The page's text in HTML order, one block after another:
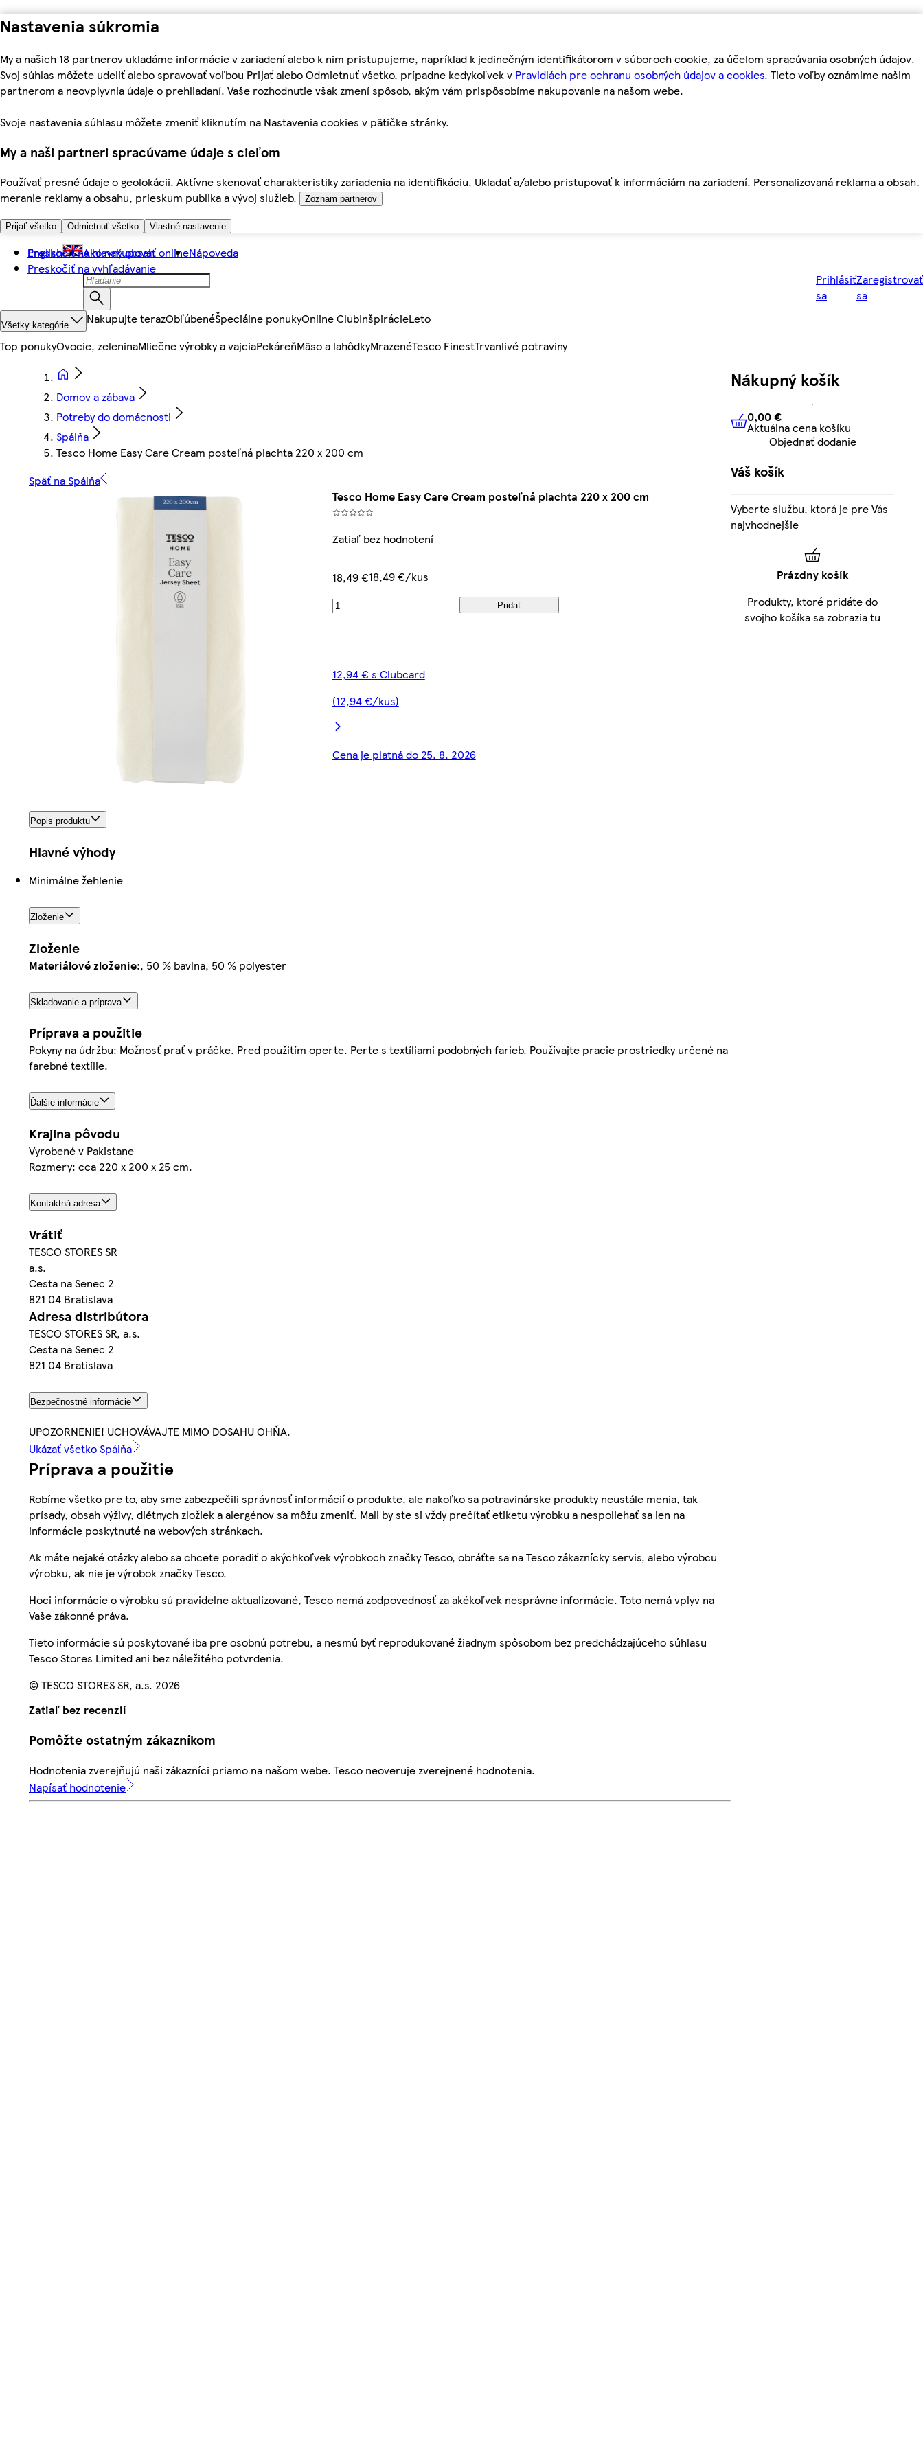
Nastavenia súkromia
My a našich 18 partnerov ukladáme informácie v zariadení alebo k nim pristupujeme, napríklad k jedinečným identifikátorom v súboroch cookie, za účelom spracúvania osobných údajov.
Svoj súhlas môžete udeliť alebo spravovať voľbou Prijať alebo Odmietnuť všetko, prípadne kedykoľvek v Pravidlách pre ochranu osobných údajov a cookies. Tieto voľby oznámime našim
partnerom a neovplyvnia údaje o prehliadaní. Vaše rozhodnutie však zmení spôsob, akým vám prispôsobíme nakupovanie na našom webe.
Svoje nastavenia súhlasu môžete zmeniť kliknutím na Nastavenia cookies v pätičke stránky.
My a naši partneri spracúvame údaje s cieľom
Používať presné údaje o geolokácii. Aktívne skenovať charakteristiky zariadenia na identifikáciu. Ukladať a/alebo pristupovať k informáciám na zariadení. Personalizovaná reklama a obsah,
meranie reklamy a obsahu, prieskum publika a vývoj služieb.
Zoznam partnerov
Prijať všetko Odmietnuť všetko Vlastné nastavenie
Preskočiť na hlavný obsah
Preskočiť na vyhľadávanie
English Ako nakupovať onlineNápoveda
Prihlásiť
sa
Zaregistrovať
sa
Všetky kategórie Nakupujte terazObľúbenéŠpeciálne ponukyOnline ClubInšpirácieLeto
Top ponukyOvocie, zeleninaMliečne výrobky a vajciaPekáreňMäso a lahôdkyMrazenéTesco FinestTrvanlivé potraviny
Domov a zábava
Potreby do domácnosti
Spálňa
Tesco Home Easy Care Cream posteľná plachta 220 x 200 cm
Späť na Spálňa
Tesco Home Easy Care Cream posteľná plachta 220 x 200 cm
Zatiaľ bez hodnotení
18,49 €18,49 €/kus
Pridať
12,94 € s Clubcard
(12,94 €/kus)
Cena je platná do 25. 8. 2026
Popis produktu
Hlavné výhody
Minimálne žehlenie
Zloženie
Zloženie
Materiálové zloženie:, 50 % bavlna, 50 % polyester
Skladovanie a príprava
Príprava a použitie
Pokyny na údržbu: Možnosť prať v práčke. Pred použitím operte. Perte s textíliami podobných farieb. Používajte pracie prostriedky určené na
farebné textílie.
Ďalšie informácie
Krajina pôvodu
Vyrobené v Pakistane
Rozmery: cca 220 x 200 x 25 cm.
Kontaktná adresa
Vrátiť
TESCO STORES SR
a.s.
Cesta na Senec 2
821 04 Bratislava
Adresa distribútora
TESCO STORES SR, a.s.
Cesta na Senec 2
821 04 Bratislava
Bezpečnostné informácie
UPOZORNENIE! UCHOVÁVAJTE MIMO DOSAHU OHŇA.
Ukázať všetko Spálňa
Príprava a použitie
Robíme všetko pre to, aby sme zabezpečili správnosť informácií o produkte, ale nakoľko sa potravinárske produkty neustále menia, tak
prísady, obsah výživy, diétnych zložiek a alergénov sa môžu zmeniť. Mali by ste si vždy prečítať etiketu výrobku a nespoliehať sa len na
informácie poskytnuté na webových stránkach.
Ak máte nejaké otázky alebo sa chcete poradiť o akýchkoľvek výrobkoch značky Tesco, obráťte sa na Tesco zákaznícky servis, alebo výrobcu
výrobku, ak nie je výrobok značky Tesco.
Hoci informácie o výrobku sú pravidelne aktualizované, Tesco nemá zodpovednosť za akékoľvek nesprávne informácie. Toto nemá vplyv na
Vaše zákonné práva.
Tieto informácie sú poskytované iba pre osobnú potrebu, a nesmú byť reprodukované žiadnym spôsobom bez predchádzajúceho súhlasu
Tesco Stores Limited ani bez náležitého potvrdenia.
© TESCO STORES SR, a.s. 2026
Zatiaľ bez recenzií
Pomôžte ostatným zákazníkom
Hodnotenia zverejňujú naši zákazníci priamo na našom webe. Tesco neoveruje zverejnené hodnotenia.
Napísať hodnotenie
Nákupný košík
0,00 € Aktuálna cena košíku
0,00 €
Aktuálna cena košíku
Objednať dodanie
Váš košík
Vyberte službu, ktorá je pre Vás
najvhodnejšie
Prázdny košík
Produkty, ktoré pridáte do
svojho košíka sa zobrazia tu